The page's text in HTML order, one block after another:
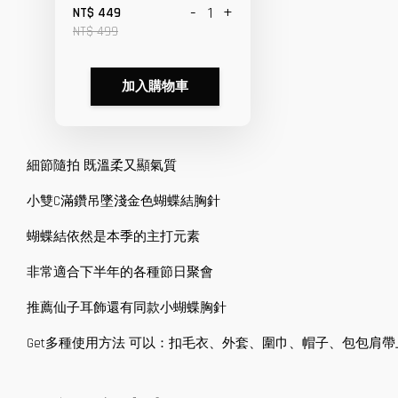
NT$ 449
NT$ 499
- +
加入購物車
細節隨拍 既溫柔又顯氣質
小雙C滿鑽吊墜淺金色蝴蝶結胸針
蝴蝶結依然是本季的主打元素
非常適合下半年的各種節日聚會
推薦仙子耳飾還有同款小蝴蝶胸針
Get多種使用方法 可以：扣毛衣、外套、圍巾、帽子、包包肩